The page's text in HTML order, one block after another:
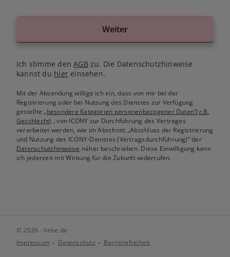
Weiter
Ich stimme denAGB zu. Die Datenschutzhinweise
kannst du hiereinsehen.
Mit der Absendung willige ich ein, dass von mir bei der
Registrierung oder bei Nutzung des Dienstes zur Verfügung
gestellte„besondere Kategorien personenbezogener Daten“(z.B.
Geschlecht) , von ICONY zur Durchführung des Vertrages
verarbeitet werden, wie im Abschnitt „Abschluss der Registrierung
und Nutzung des ICONY-Dienstes (Vertragsdurchführung)“ der
Datenschutzhinweise näher beschrieben. Diese Einwilligung kann
ich jederzeit mit Wirkung für die Zukunft widerrufen.
© 2026 - liebe.de
Impressum
Datenschutz Barrierefreiheit